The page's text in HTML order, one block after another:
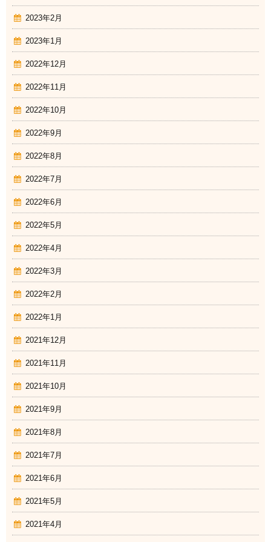
2023年2月
2023年1月
2022年12月
2022年11月
2022年10月
2022年9月
2022年8月
2022年7月
2022年6月
2022年5月
2022年4月
2022年3月
2022年2月
2022年1月
2021年12月
2021年11月
2021年10月
2021年9月
2021年8月
2021年7月
2021年6月
2021年5月
2021年4月